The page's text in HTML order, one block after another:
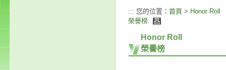
::: 您的位置： 首頁 > Honor Roll
榮譽榜.
Honor Roll
榮譽榜